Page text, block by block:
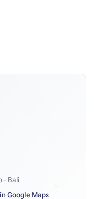
- Bali
Google Maps